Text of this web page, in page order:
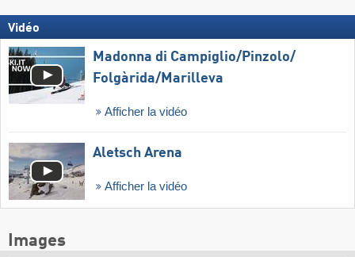
Vidéo
Madonna di Campiglio/​Pinzolo/​
Folgàrida/​Marilleva
Afficher la vidéo
Aletsch Arena
Afficher la vidéo
Images